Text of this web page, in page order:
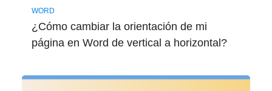
WORD
¿Cómo cambiar la orientación de mi
página en Word de vertical a horizontal?